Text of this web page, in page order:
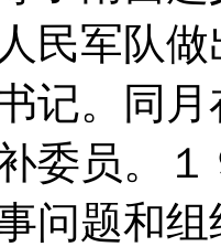
民军队
记。同
委员。
问题和